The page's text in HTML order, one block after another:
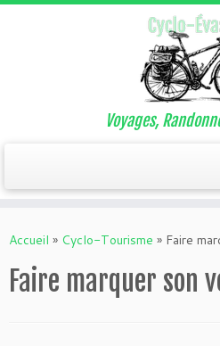
au
Voyages,
Accueil » Cyclo-Tourisme » Faire
Faire marquer son